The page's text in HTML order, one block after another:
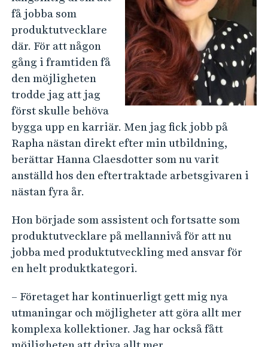
få jobba som
produktutvecklare
där. För att någon
gång i framtiden få
den möjligheten
trodde jag att jag
först skulle behöva
bygga upp en karriär. Men jag fick jobb på
Rapha nästan direkt efter min utbildning,
berättar Hanna Claesdotter som nu varit
anställd hos den eftertraktade arbetsgivaren i
nästan fyra år.
Hon började som assistent och fortsatte som
produktutvecklare på mellannivå för att nu
jobba med produktutveckling med ansvar för
en helt produktkategori.
– Företaget har kontinuerligt gett mig nya
utmaningar och möjligheter att göra allt mer
komplexa kollektioner. Jag har också fått